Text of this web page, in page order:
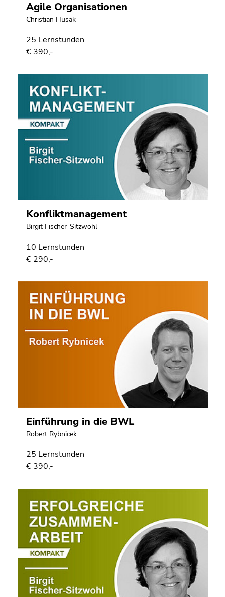
Agile Organisationen
Christian Husak
25 Lernstunden
€ 390,-
Konfliktmanagement
Birgit Fischer-Sitzwohl
10 Lernstunden
€ 290,-
Einführung in die BWL
Robert Rybnicek
25 Lernstunden
€ 390,-